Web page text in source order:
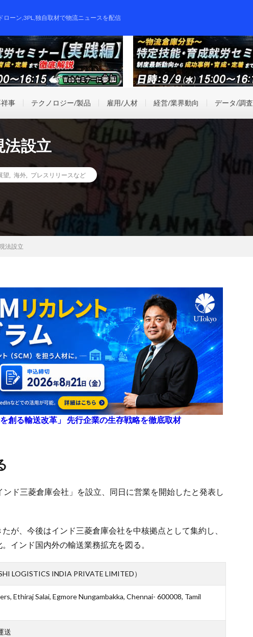
ローン,3PL,独自取材で物流ニュースを配信
事 テクノロジー/製品 雇用/人材 経営/業界動向 データ/調査
設立
望 海外 プレスリリースなど
法設立
創る輸送改革」 先行企業の生存戦略を徹底取材
ド三菱倉庫会社」を設立、同日に営業を開始したと発表し
が、今後はインド三菱倉庫会社を中核拠点として集約し、
インド国内外の輸送業務拡充を図る。
LOGISTICS INDIA PRIVATE LIMITED）
Ethiraj Salai, Egmore Nungambakka, Chennai- 600008, Tamil
送